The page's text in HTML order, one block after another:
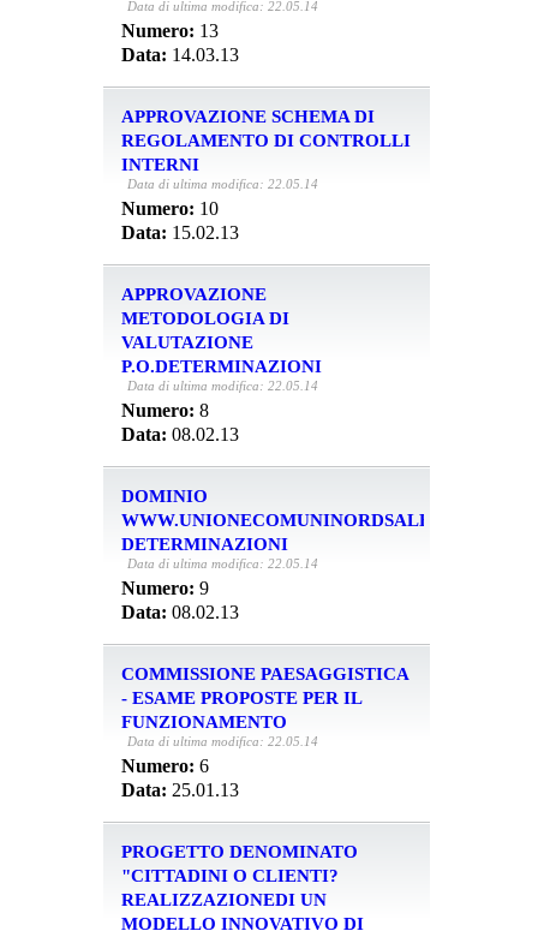
Data di ultima modifica: 22.05.14
Numero: 13
Data: 14.03.13
APPROVAZIONE SCHEMA DI
REGOLAMENTO DI CONTROLLI
INTERNI
Data di ultima modifica: 22.05.14
Numero: 10
Data: 15.02.13
APPROVAZIONE
METODOLOGIA DI
VALUTAZIONE
P.O.DETERMINAZIONI
Data di ultima modifica: 22.05.14
Numero: 8
Data: 08.02.13
DOMINIO
WWW.UNIONECOMUNINORDSALENTO.IT.
DETERMINAZIONI
Data di ultima modifica: 22.05.14
Numero: 9
Data: 08.02.13
COMMISSIONE PAESAGGISTICA
- ESAME PROPOSTE PER IL
FUNZIONAMENTO
Data di ultima modifica: 22.05.14
Numero: 6
Data: 25.01.13
PROGETTO DENOMINATO
"CITTADINI O CLIENTI?
REALIZZAZIONEDI UN
MODELLO INNOVATIVO DI